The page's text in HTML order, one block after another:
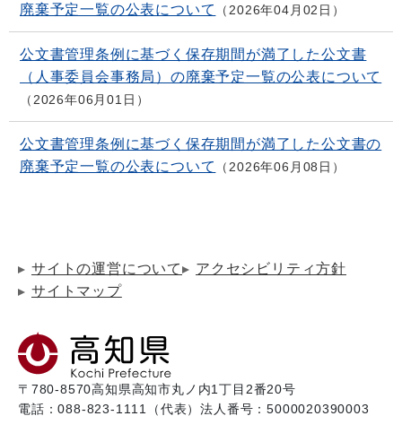
廃棄予定一覧の公表について
2026年04月02日
公文書管理条例に基づく保存期間が満了した公文書
（人事委員会事務局）の廃棄予定一覧の公表について
2026年06月01日
公文書管理条例に基づく保存期間が満了した公文書の
廃棄予定一覧の公表について
2026年06月08日
サイトの運営について
アクセシビリティ方針
サイトマップ
〒780-8570高知県高知市丸ノ内1丁目2番20号
電話：088-823-1111（代表）法人番号：5000020390003